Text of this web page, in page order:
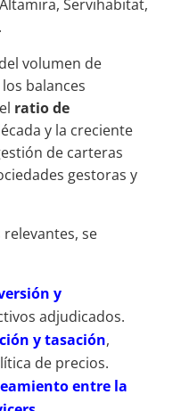
Servihabitat,
volumen de
balances
ratio de
y la creciente
de carteras
gestoras y
se
y
adjudicados.
y tasación,
de precios.
entre la